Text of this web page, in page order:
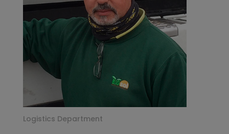
Logistics Department